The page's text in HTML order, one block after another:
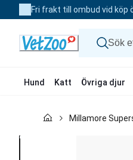
to
Fri frakt till ombud vid köp
Hund Katt Övriga djur
Millamore